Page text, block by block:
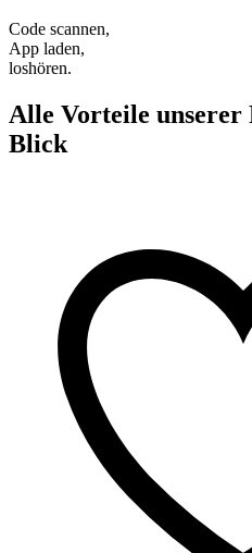
Code scannen,
App laden,
loshören.
Alle Vorteile unserer
Blick